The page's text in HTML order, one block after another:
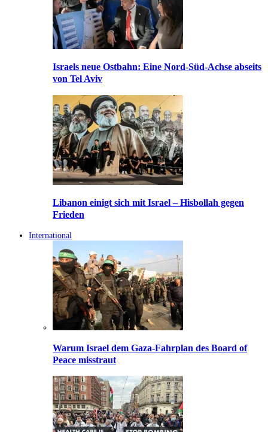
Israels neue Ostbahn: Eine Nord-Süd-Achse abseits
von Tel Aviv
Libanon einigt sich mit Israel – Hisbollah gegen
Frieden
International
Warum Israel dem Gaza-Fahrplan des Board of
Peace misstraut